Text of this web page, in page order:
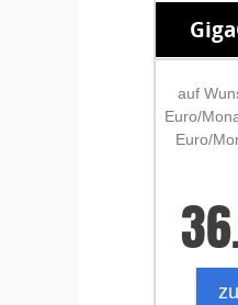
auf
Euro/
Euro/